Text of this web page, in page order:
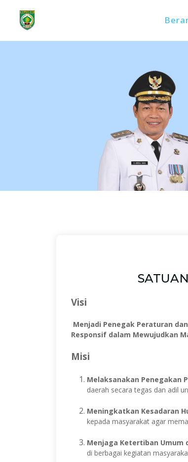
Visi
Menjadi Penegak Peraturan
Responsif dalam Mewujudkan
Misi
Melaksanakan Penegakan
daerah secara tegas dan adil
Meningkatkan Kesadaran
kepada masyarakat agar
Menjaga Ketertiban Umum
di berbagai kegiatan